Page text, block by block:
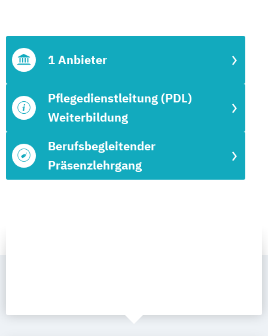
Berufsbegleitender
Präsenzlehrgang
Pflegedienstleitung (PDL)
Weiterbildung
1 Anbieter